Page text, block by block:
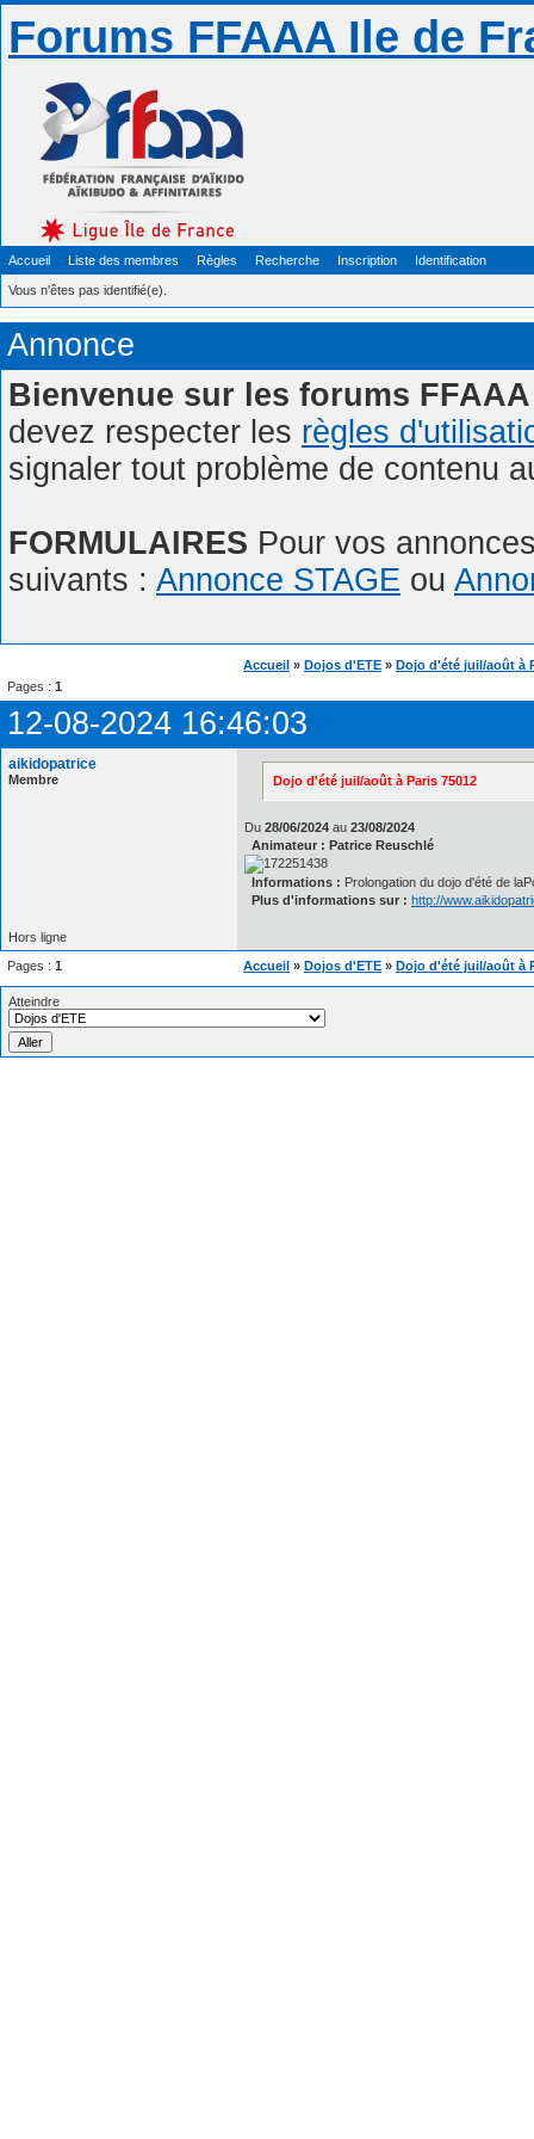
Forums FFAAA Ile de
Accueil Liste des membres Règles Recherche Inscription Identification
Vous n'êtes pas identifié(e).
Annonce
Bienvenue sur les forums FFAAA
devez respecter les règles
signaler tout problème de contenu
FORMULAIRES Pour vos
suivants : Annonce STAGE ou
Accueil » Dojos d'ETE » Dojo d'été juil/août à
Pages : 1
12-08-2024 16:46:03
aikidopatrice
Membre Dojo d'été juil/août à Paris 75012
Du 28/06/2024 au 23/08/2024
Animateur : Patrice Reuschlé
Informations : Prolongation du dojo d'été de
Plus d'informations sur : http://
Hors ligne
Pages : 1 Accueil » Dojos d'ETE » Dojo d'été juil/août à
Atteindre